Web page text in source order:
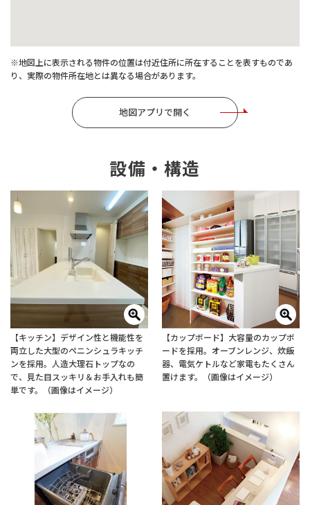
※地図上に表示される物件の位置は付近住所に所在することを表すものであ
り、実際の物件所在地とは異なる場合があります。
地図アプリで開く
設備・構造
【キッチン】デザイン性と機能性を
両立した大型のペニンシュラキッチ
ンを採用。人造大理石トップなの
で、見た目スッキリ＆お手入れも簡
単です。（画像はイメージ）
【カップボード】大容量のカップボ
ードを採用。オーブンレンジ、炊飯
器、電気ケトルなど家電もたくさん
置けます。（画像はイメージ）